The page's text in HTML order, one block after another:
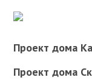
Проект дома
Проект дома